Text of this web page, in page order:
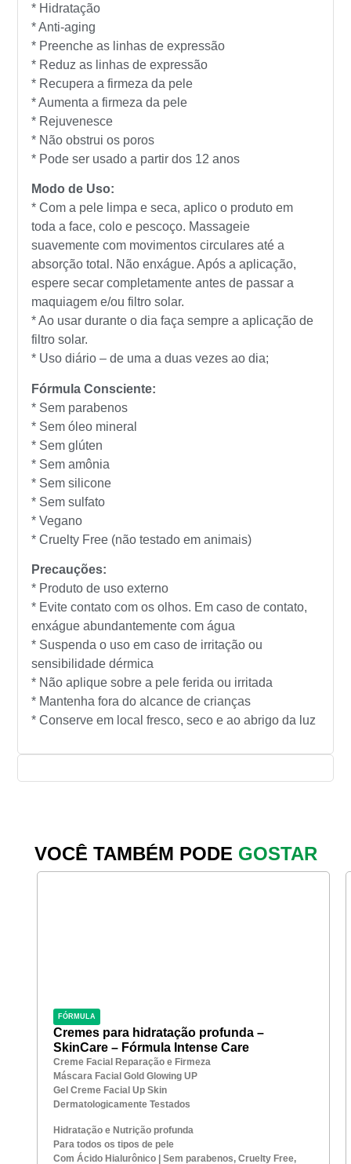
* Hidratação
* Anti-aging
* Preenche as linhas de expressão
* Reduz as linhas de expressão
* Recupera a firmeza da pele
* Aumenta a firmeza da pele
* Rejuvenesce
* Não obstrui os poros
* Pode ser usado a partir dos 12 anos
Modo de Uso:
* Com a pele limpa e seca, aplico o produto em
toda a face, colo e pescoço. Massageie
suavemente com movimentos circulares até a
absorção total. Não enxágue. Após a aplicação,
espere secar completamente antes de passar a
maquiagem e/ou filtro solar.
* Ao usar durante o dia faça sempre a aplicação de
filtro solar.
* Uso diário – de uma a duas vezes ao dia;
Fórmula Consciente:
* Sem parabenos
* Sem óleo mineral
* Sem glúten
* Sem amônia
* Sem silicone
* Sem sulfato
* Vegano
* Cruelty Free (não testado em animais)
Precauções:
* Produto de uso externo
* Evite contato com os olhos. Em caso de contato,
enxágue abundantemente com água
* Suspenda o uso em caso de irritação ou
sensibilidade dérmica
* Não aplique sobre a pele ferida ou irritada
* Mantenha fora do alcance de crianças
* Conserve em local fresco, seco e ao abrigo da luz
VOCÊ TAMBÉM PODE GOSTAR
FÓRMULA
Cremes para hidratação profunda –
SkinCare – Fórmula Intense Care
Creme Facial Reparação e Firmeza
Máscara Facial Gold Glowing UP
Gel Creme Facial Up Skin
Dermatologicamente Testados
Hidratação e Nutrição profunda
Para todos os tipos de pele
Com Ácido Hialurônico | Sem parabenos, Cruelty Free,